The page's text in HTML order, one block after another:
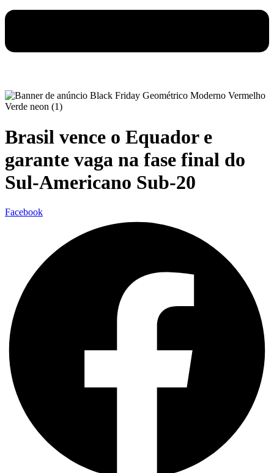
Brasil vence o Equador e
garante vaga na fase final do
Sul-Americano Sub-20
Facebook